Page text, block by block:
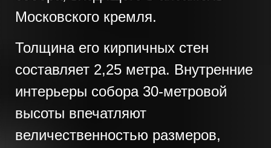
Московского кремля.
Толщина его кирпичных стен
составляет 2,25 метра. Внутренние
интерьеры собора 30-метровой
высоты впечатляют
величественностью размеров,